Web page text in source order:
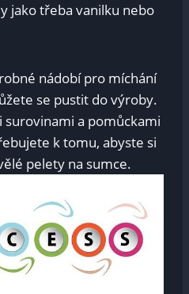
jako třeba vanilku nebo
nádobí pro míchání
se pustit do výroby.
a pomůckami
k tomu, abyste si
pelety na sumce.